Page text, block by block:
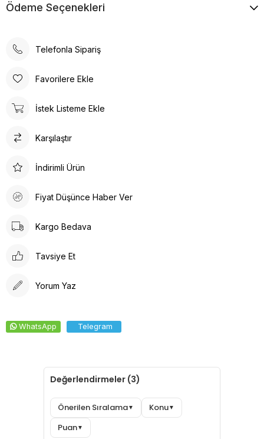
Airmax sabo terlikler; hastanelerde, restoranlarda, otellerde,
konforlu bir deneyim sunar. Günlük kullanım için ideal olan bu
Ortopedik taban desteği ile ayak sağlığınızı düşünerek
sunar. İç tabanında kullanılan suni deri malzeme ayağınızın
Kalın topuklu tasarım, dengeli ve rahat bir yürüyüş deneyimi
Ödeme Seçenekleri
Telefonla Sipariş
Favorilere Ekle
İstek Listeme Ekle
Karşılaştır
İndirimli Ürün
Fiyat Düşünce Haber Ver
Kargo Bedava
Tavsiye Et
Yorum Yaz
WhatsApp Telegram
Değerlendirmeler (3)
Önerilen Sıralama▼ Konu▼
Puan▼